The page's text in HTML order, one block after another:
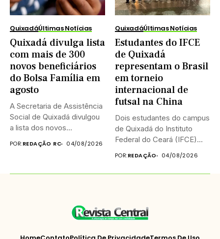
QuixadáÚltimas Notícias
Quixadá divulga lista
com mais de 300
novos beneficiários
do Bolsa Família em
agosto
A Secretaria de Assistência
Social de Quixadá divulgou
a lista dos novos...
POR:REDAÇÃO RC 04/08/2026
QuixadáÚltimas Notícias
Estudantes do IFCE
de Quixadá
representam o Brasil
em torneio
internacional de
futsal na China
Dois estudantes do campus
de Quixadá do Instituto
Federal do Ceará (IFCE)...
POR:REDAÇÃO 04/08/2026